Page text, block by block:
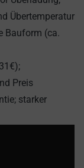
Übertemperatur
Bauform (ca.
Preis
starker